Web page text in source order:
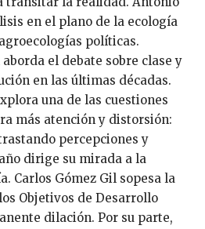
en el plano de la ecología
políticas.
el debate sobre clase y
en las últimas décadas.
una de las cuestiones
más atención y distorsión:
percepciones y
dirige su mirada a la
Carlos Gómez Gil sopesa la
Objetivos de Desarrollo
dilación. Por su parte,